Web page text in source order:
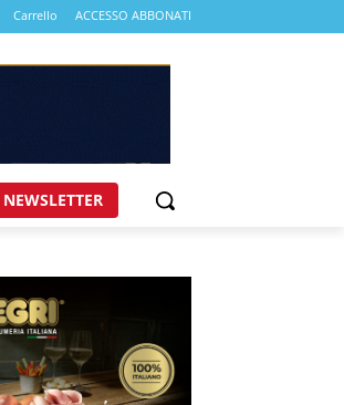
Carrello ACCESSO ABBONATI